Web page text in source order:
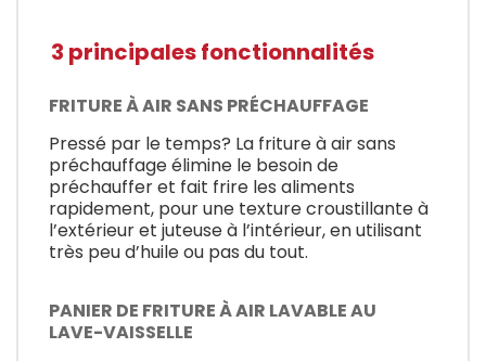
3 principales fonctionnalités
FRITURE À AIR SANS PRÉCHAUFFAGE
Pressé par le temps? La friture à air sans
préchauffage élimine le besoin de
préchauffer et fait frire les aliments
rapidement, pour une texture croustillante à
l’extérieur et juteuse à l’intérieur, en utilisant
très peu d’huile ou pas du tout.
PANIER DE FRITURE À AIR LAVABLE AU
LAVE-VAISSELLE